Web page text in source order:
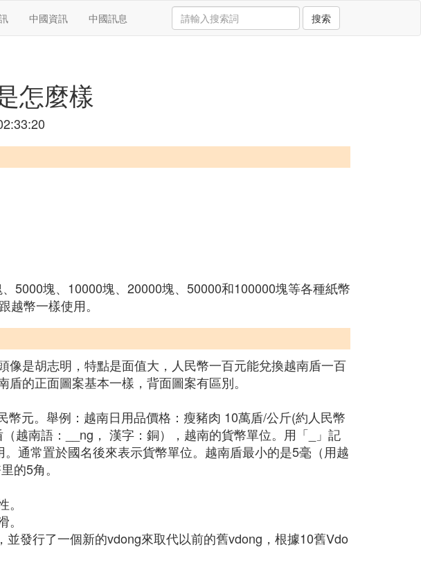
中國資訊 中國訊息 搜索
怎麼樣
5000塊、10000塊、20000塊、50000和100000塊等各種紙幣
幣一樣使用。
是胡志明，特點是面值大，人民幣一百元能兌換越南盾一百
的正面圖案基本一樣，背面圖案有區別。
元。舉例：越南日用品價格：瘦豬肉 10萬盾/公斤(約人民幣
越南語：__ng， 漢字：銅），越南的貨幣單位。用「_」記
通常置於國名後來表示貨幣單位。越南盾最小的是5毫（用越
的5角。
發行了一個新的vdong來取代以前的舊vdong，根據10舊Vdo